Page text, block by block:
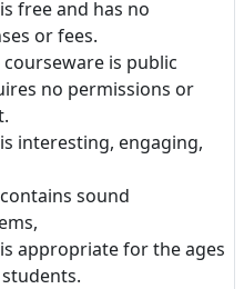
free and has no
or fees.
is public
no permissions or
interesting, engaging,
sound
appropriate for the ages